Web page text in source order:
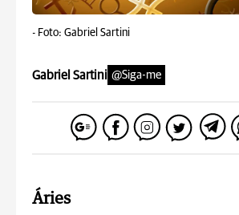
- Foto: Gabriel Sartini
Gabriel Sartini @Siga-me
Áries